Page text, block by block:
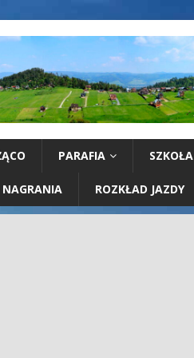
PARAFIA SZKOŁA
NAGRANIA ROZKŁAD JAZDY